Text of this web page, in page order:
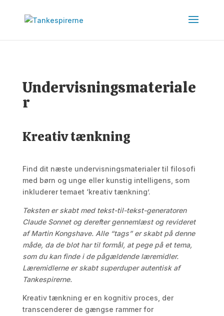
Undervisningsmateriale
r
Kreativ tænkning
Find dit næste undervisningsmaterialer til filosofi
med børn og unge eller kunstig intelligens, som
inkluderer temaet ‘kreativ tænkning’.
Teksten er skabt med tekst-til-tekst-generatoren
Claude Sonnet og derefter gennemlæst og revideret
af Martin Kongshave. Alle “tags” er skabt på denne
måde, da de blot har til formål, at pege på et tema,
som du kan finde i de pågældende læremidler.
Læremidlerne er skabt superduper autentisk af
Tankespirerne.
Kreativ tænkning er en kognitiv proces, der
transcenderer de gængse rammer for